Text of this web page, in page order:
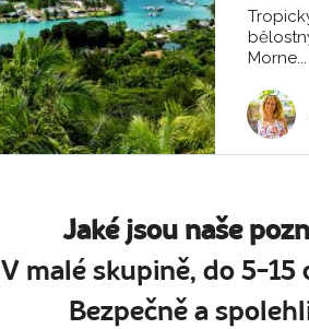
Morne...
Jaké jsou naše
V malé skupině, do 5-
Bezpečně a